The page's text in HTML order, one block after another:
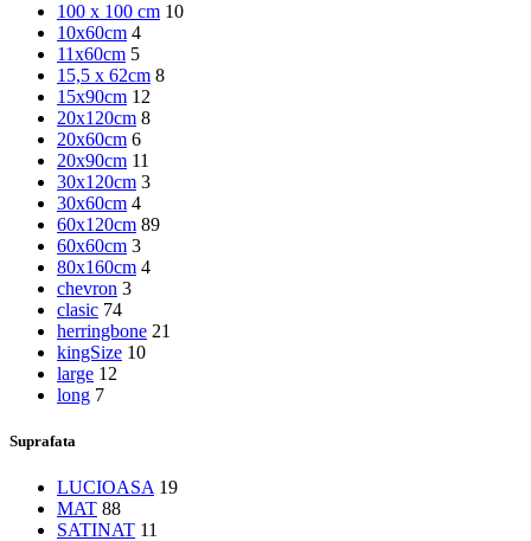
100 x 100 cm 10
10x60cm 4
11x60cm 5
15,5 x 62cm 8
15x90cm 12
20x120cm 8
20x60cm 6
20x90cm 11
30x120cm 3
30x60cm 4
60x120cm 89
60x60cm 3
80x160cm 4
chevron 3
clasic 74
herringbone 21
kingSize 10
large 12
long 7
Suprafata
LUCIOASA 19
MAT 88
SATINAT 11